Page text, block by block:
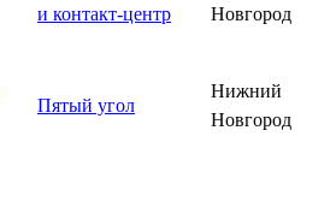
и контакт-центр
Новгород
Пятый угол
Нижний
Новгород